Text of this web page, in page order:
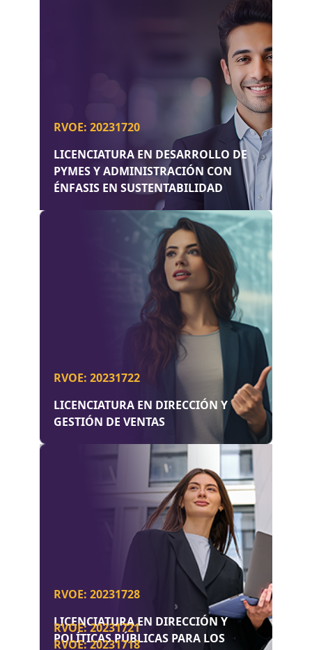
RVOE: 20231720
LICENCIATURA EN DESARROLLO DE
PYMES Y ADMINISTRACIÓN CON
ÉNFASIS EN SUSTENTABILIDAD
RVOE: 20231722
LICENCIATURA EN DIRECCIÓN Y
GESTIÓN DE VENTAS
RVOE: 20231728
LICENCIATURA EN DIRECCIÓN Y
POLÍTICAS PÚBLICAS PARA LOS
RVOE: 20231721
RVOE: 20231718